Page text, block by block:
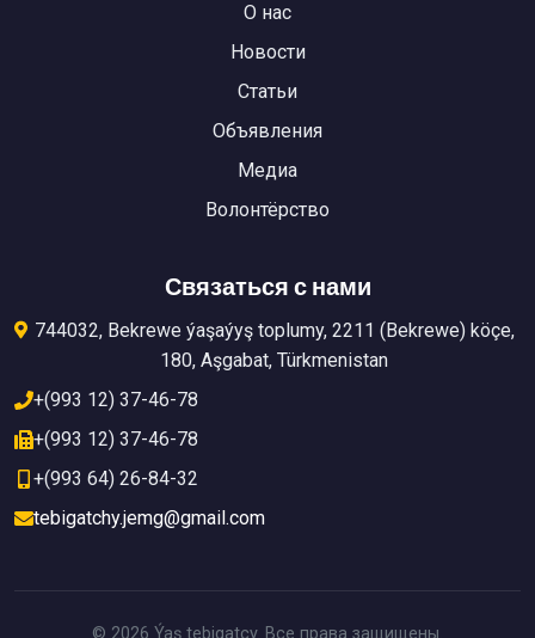
О нас
Новости
Статьи
Объявления
Медиа
Волонтёрство
Связаться с нами
744032, Bekrewe ýaşaýyş toplumy, 2211 (Bekrewe) köçe,
180, Aşgabat, Türkmenistan
+(993 12) 37-46-78
+(993 12) 37-46-78
+(993 64) 26-84-32
tebigatchy.jemg@gmail.com